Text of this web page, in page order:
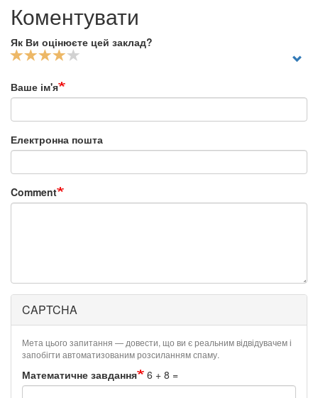
Коментувати
Як Ви оцінюєте цей заклад?
Ваше ім'я
Електронна пошта
Comment
CAPTCHA
Мета цього запитання — довести, що ви є реальним відвідувачем і
запобігти автоматизованим розсиланням спаму.
Математичне завдання 6 + 8 =